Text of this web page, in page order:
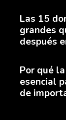
Las 15
grandes
después
Por qué
esencial
de